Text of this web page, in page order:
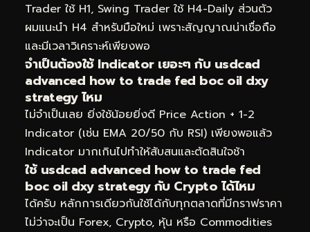
Trader ใช้ H1, Swing Trader ใช้ H4-Daily ส่วนตัว
ผมแนะนำ H4 สำหรับมือใหม่ เพราะสัญญาณน่าเชื่อถือ
และมีเวลาวิเคราะห์เพียงพอ
จำเป็นต้องใช้ Indicator เยอะๆ กับ usdcad
advanced how to trade fed boc oil dxy
strategy ไหม
ไม่จำเป็นเลย ยิ่งใช้น้อยยิ่งดี Price Action + 1-2
Indicator (เช่น EMA 20/50 กับ RSI) เพียงพอแล้ว
Indicator มากเกินไปทำให้สับสนและตัดสินใจช้า
ใช้ usdcad advanced how to trade fed
boc oil dxy strategy กับ Crypto ได้ไหม
ได้ครับ หลักการเดียวกันใช้ได้กับทุกตลาดที่มีกราฟราคา
ไม่ว่าจะเป็น Forex, Crypto, หุ้น หรือ Commodities